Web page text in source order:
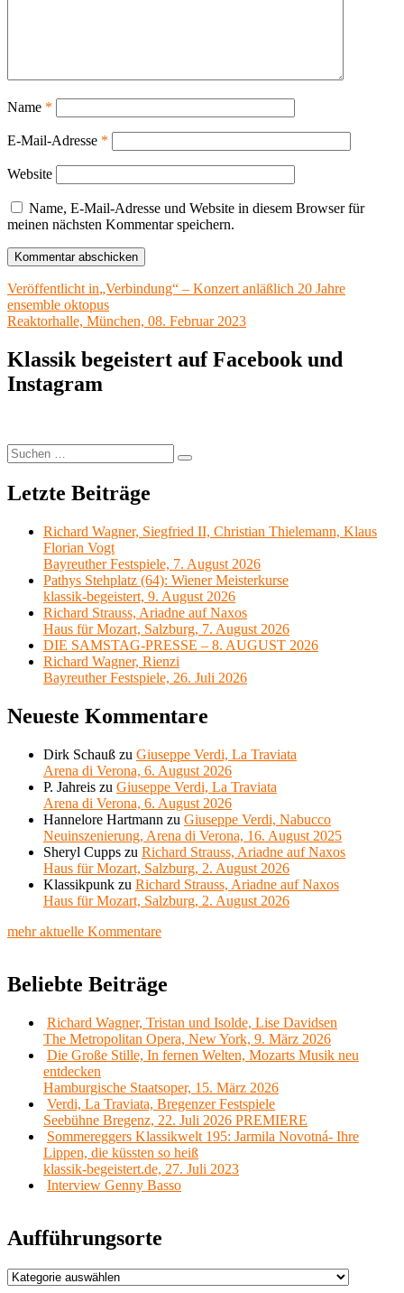
Name *
E-Mail-Adresse *
Website
Name, E-Mail-Adresse und Website in diesem Browser für
meinen nächsten Kommentar speichern.
Beitragsnavigation
Veröffentlicht in„Verbindung“ – Konzert anläßlich 20 Jahre
ensemble oktopus
Reaktorhalle, München, 08. Februar 2023
Klassik begeistert auf Facebook und
Instagram
Suchen
nach:
Suchen
Letzte Beiträge
Richard Wagner, Siegfried II, Christian Thielemann, Klaus
Florian Vogt
Bayreuther Festspiele, 7. August 2026
Pathys Stehplatz (64): Wiener Meisterkurse
klassik-begeistert, 9. August 2026
Richard Strauss, Ariadne auf Naxos
Haus für Mozart, Salzburg, 7. August 2026
DIE SAMSTAG-PRESSE – 8. AUGUST 2026
Richard Wagner, Rienzi
Bayreuther Festspiele, 26. Juli 2026
Neueste Kommentare
Dirk Schauß zu Giuseppe Verdi, La Traviata
Arena di Verona, 6. August 2026
P. Jahreis zu Giuseppe Verdi, La Traviata
Arena di Verona, 6. August 2026
Hannelore Hartmann zu Giuseppe Verdi, Nabucco
Neuinszenierung, Arena di Verona, 16. August 2025
Sheryl Cupps zu Richard Strauss, Ariadne auf Naxos
Haus für Mozart, Salzburg, 2. August 2026
Klassikpunk zu Richard Strauss, Ariadne auf Naxos
Haus für Mozart, Salzburg, 2. August 2026
mehr aktuelle Kommentare
Beliebte Beiträge
Richard Wagner, Tristan und Isolde, Lise Davidsen
The Metropolitan Opera, New York, 9. März 2026
Die Große Stille, In fernen Welten, Mozarts Musik neu
entdecken
Hamburgische Staatsoper, 15. März 2026
Verdi, La Traviata, Bregenzer Festspiele
Seebühne Bregenz, 22. Juli 2026 PREMIERE
Sommereggers Klassikwelt 195: Jarmila Novotná- Ihre
Lippen, die küssten so heiß
klassik-begeistert.de, 27. Juli 2023
Interview Genny Basso
Aufführungsorte
Aufführungsorte